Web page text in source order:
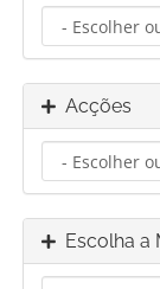
Acções
Escolha a